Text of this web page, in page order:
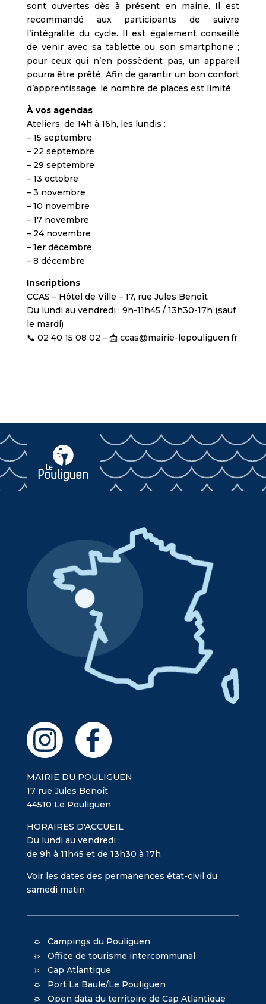
sont ouvertes dès à présent en mairie. Il est
recommandé aux participants de suivre
l’intégralité du cycle. Il est également conseillé
de venir avec sa tablette ou son smartphone ;
pour ceux qui n’en possèdent pas, un appareil
pourra être prêté. Afin de garantir un bon confort
d’apprentissage, le nombre de places est limité.
À vos agendas
Ateliers, de 14h à 16h, les lundis :
– 15 septembre
– 22 septembre
– 29 septembre
– 13 octobre
– 3 novembre
– 10 novembre
– 17 novembre
– 24 novembre
– 1er décembre
– 8 décembre
Inscriptions
CCAS – Hôtel de Ville – 17, rue Jules Benoît
Du lundi au vendredi : 9h-11h45 / 13h30-17h (sauf
le mardi)
📞 02 40 15 08 02 – 📩 ccas@mairie-lepouliguen.fr
MAIRIE DU POULIGUEN
17 rue Jules Benoît
44510 Le Pouliguen
HORAIRES D'ACCUEIL
Du lundi au vendredi :
de 9h à 11h45 et de 13h30 à 17h
Voir les dates des permanences état-civil du
samedi matin
Campings du Pouliguen
Office de tourisme intercommunal
Cap Atlantique
Port La Baule/Le Pouliguen
Open data du territoire de Cap Atlantique